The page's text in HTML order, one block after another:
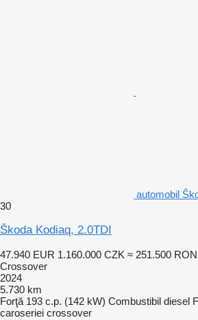
automobil
30
Škoda Kodiaq, 2.0TDI
47.940 EUR 1.160.000 CZK ≈ 251.500 RON
Crossover
2024
5.730 km
Forţă 193 c.p. (142 kW) Combustibil diesel
caroseriei crossover